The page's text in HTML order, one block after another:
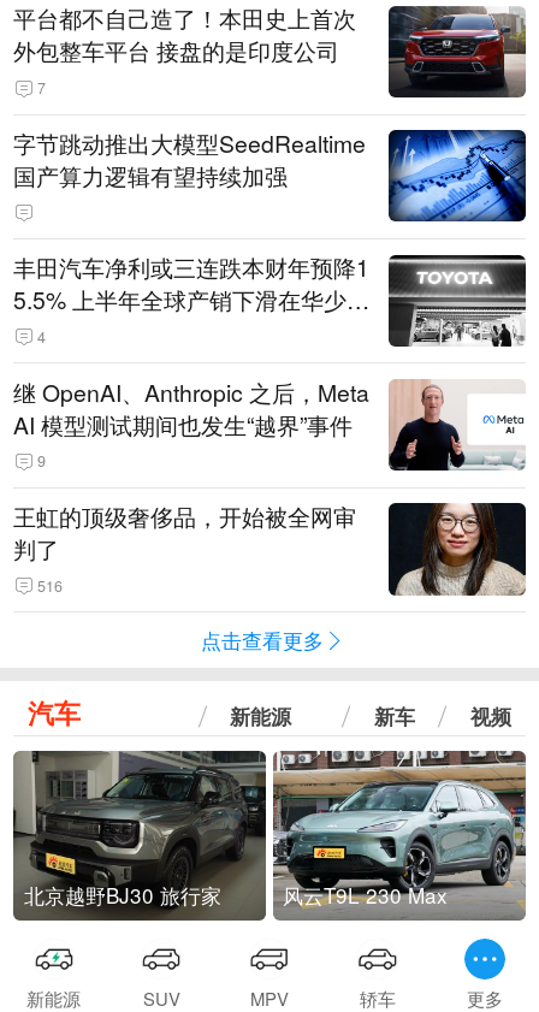
平台都不自己造了！本田史上首次
外包整车平台 接盘的是印度公司
7
字节跳动推出大模型SeedRealtime
国产算力逻辑有望持续加强
丰田汽车净利或三连跌本财年预降1
5.5% 上半年全球产销下滑在华少卖
14.3万辆
4
继 OpenAI、Anthropic 之后，Meta
AI 模型测试期间也发生“越界”事件
9
王虹的顶级奢侈品，开始被全网审
判了
516
点击查看更多
汽车 新能源 新车 视频
北京越野BJ30 旅行家 风云T9L 230 Max
新能源 SUV MPV 轿车 更多